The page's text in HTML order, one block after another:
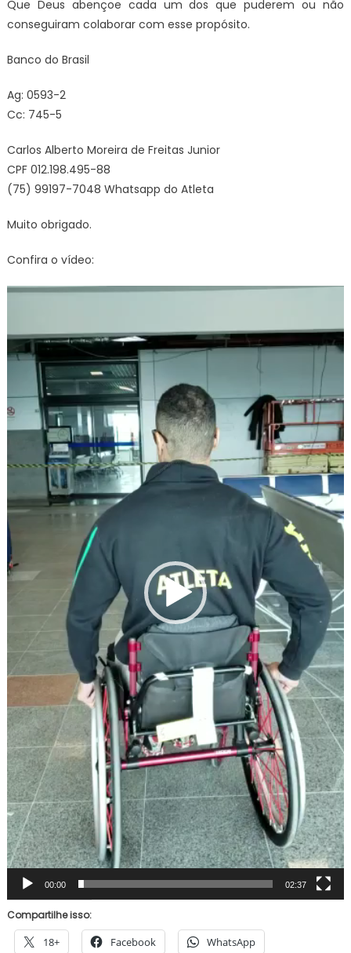
Que Deus abençoe cada um dos que puderem ou não
conseguiram colaborar com esse propósito.
Banco do Brasil
Ag: 0593-2
Cc: 745-5
Carlos Alberto Moreira de Freitas Junior
CPF 012.198.495-88
(75) 99197-7048 Whatsapp do Atleta
Muito obrigado.
Confira o vídeo:
Tocador
vídeo
00:00 02:37
Compartilhe isso:
18+ Facebook WhatsApp